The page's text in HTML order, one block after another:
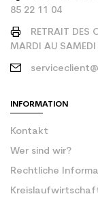
85 22 11 04
RETRAIT DES
MARDI AU
INFORMATION
Kontakt
Wer sind wir?
Rechtliche